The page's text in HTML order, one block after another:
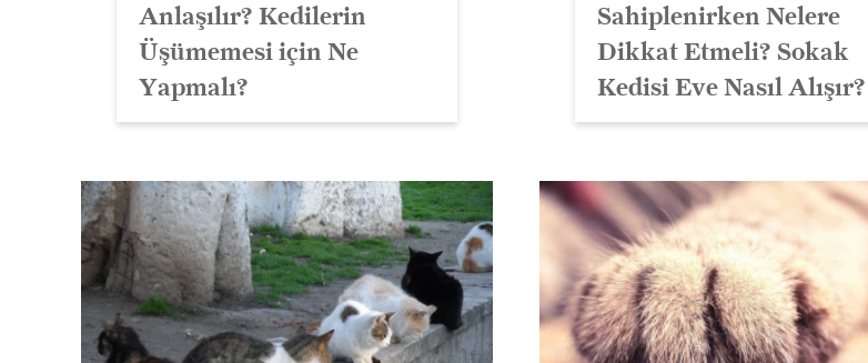
Anlaşılır? Kedilerin
Üşümemesi için Ne
Yapmalı?
Sahiplenirken Nelere
Dikkat Etmeli? Sokak
Kedisi Eve Nasıl Alışır?